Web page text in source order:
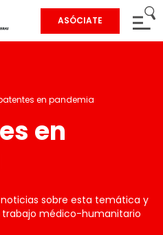
ASÓCIATE
en pandemia
en
sobre esta temática y
médico-humanitario